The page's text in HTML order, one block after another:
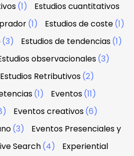
(1)
Estudios cuantitativos
(1) Estudios de coste(1)
(3) Estudios de tendencias(1)
observacionales(3)
Estudios Retributivos(2)
(1) Eventos(11)
Eventos creativos(6)
(3)
Eventos Presenciales y
Search(4)
Experiential